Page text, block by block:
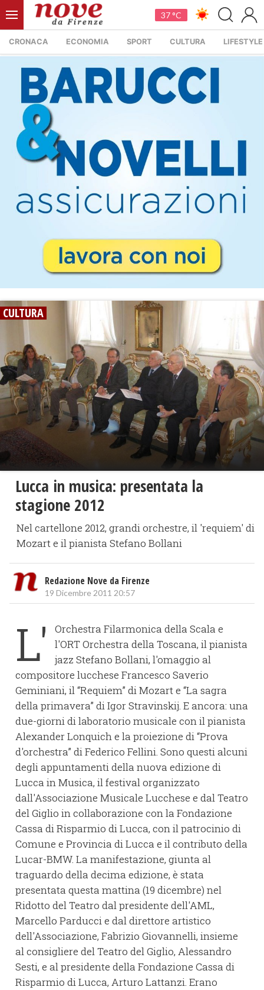
37 °C
CRONACA ECONOMIA SPORT CULTURA LIFESTYLE
CULTURA
Lucca in musica: presentata la
stagione 2012
Nel cartellone 2012, grandi orchestre, il 'requiem' di
Mozart e il pianista Stefano Bollani
Redazione Nove da Firenze
19 Dicembre 2011 20:57
L'
Orchestra Filarmonica della Scala e
l'ORT Orchestra della Toscana, il pianista
jazz Stefano Bollani, l'omaggio al
compositore lucchese Francesco Saverio
Geminiani, il “Requiem” di Mozart e “La sagra
della primavera” di Igor Stravinskij. E ancora: una
due-giorni di laboratorio musicale con il pianista
Alexander Lonquich e la proiezione di “Prova
d'orchestra” di Federico Fellini. Sono questi alcuni
degli appuntamenti della nuova edizione di
Lucca in Musica, il festival organizzato
dall'Associazione Musicale Lucchese e dal Teatro
del Giglio in collaborazione con la Fondazione
Cassa di Risparmio di Lucca, con il patrocinio di
Comune e Provincia di Lucca e il contributo della
Lucar-BMW. La manifestazione, giunta al
traguardo della decima edizione, è stata
presentata questa mattina (19 dicembre) nel
Ridotto del Teatro dal presidente dell'AML,
Marcello Parducci e dal direttore artistico
dell'Associazione, Fabrizio Giovannelli, insieme
al consigliere del Teatro del Giglio, Alessandro
Sesti, e al presidente della Fondazione Cassa di
Risparmio di Lucca, Arturo Lattanzi. Erano